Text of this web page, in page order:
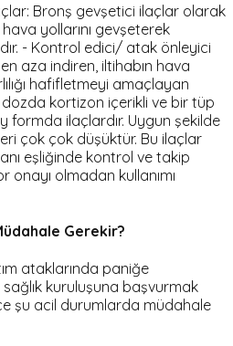
Bronş gevşetici ilaçlar olarak
hava yollarını gevşeterek
- Kontrol edici/ atak önleyici
aza indiren, iltihabın hava
hafifletmeyi amaçlayan
dozda kortizon içerikli ve bir tüp
formda ilaçlardır. Uygun şekilde
çok çok düşüktür. Bu ilaçlar
eşliğinde kontrol ve takip
onayı olmadan kullanımı
Gerekir?
ataklarında paniğe
kuruluşuna başvurmak
şu acil durumlarda müdahale